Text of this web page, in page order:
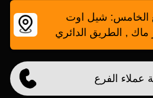
الخامس: شيل اوت
ماك , الطريق الدائري
عملاء الفرع